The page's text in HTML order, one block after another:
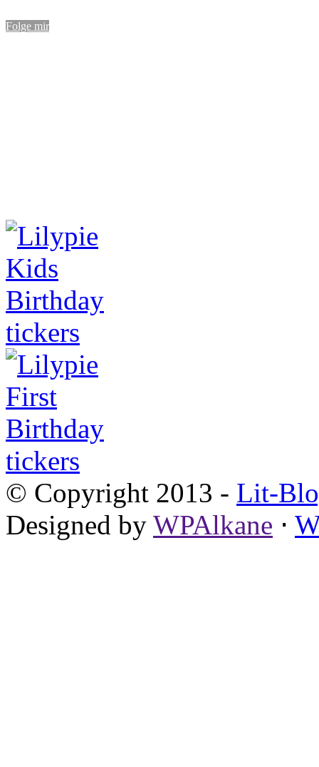
Folge mir
© Copyright 2013 - Lit-
Designed by WPAlkane ⋅